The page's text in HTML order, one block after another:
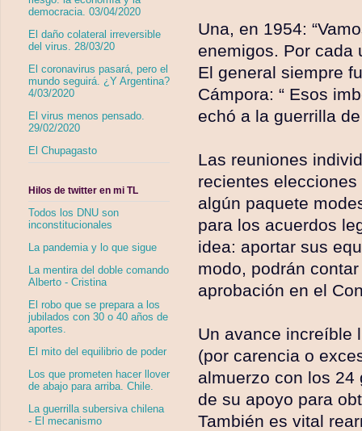
Una, en 1954:
enemigos. Por cada
El general siempre
Cámpora: “ Esos
echó a la guerrilla
Las reuniones
recientes
algún paquete
para los acuerdos
idea: aportar sus
modo, podrán
aprobación en el
Un avance increíble
(por carencia o
almuerzo con los 24
de su apoyo para
También es vital
democracia. 03/04/2020
El daño colateral irreversible
del virus. 28/03/20
El coronavirus pasará, pero el
mundo seguirá. ¿Y Argentina?
4/03/2020
El virus menos pensado.
29/02/2020
El Chupagasto
Hilos de twitter en mi TL
Todos los DNU son
inconstitucionales
La pandemia y lo que sigue
La mentira del doble comando
Alberto - Cristina
El robo que se prepara a los
jubilados con 30 o 40 años de
aportes.
El mito del equilibrio de poder
Los que prometen hacer llover
de abajo para arriba. Chile.
La guerrilla subersiva chilena
- El mecanismo